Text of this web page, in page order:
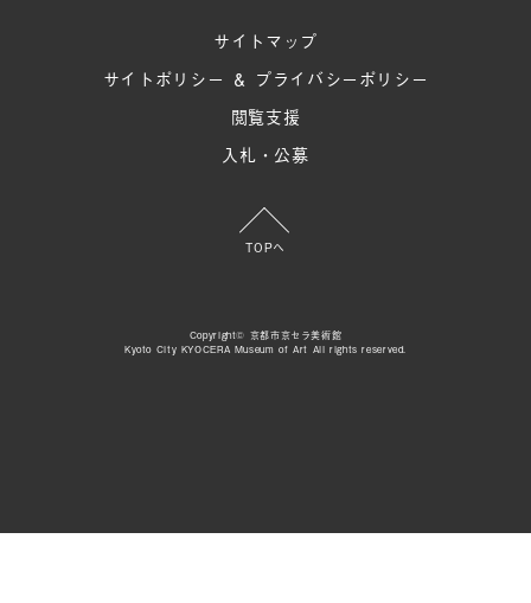
サイトマップ
サイトポリシー ＆ プライバシーポリシー
閲覧支援
入札・公募
TOPへ
Copyright© 京都市京セラ美術館
Kyoto City KYOCERA Museum of Art All rights reserved.